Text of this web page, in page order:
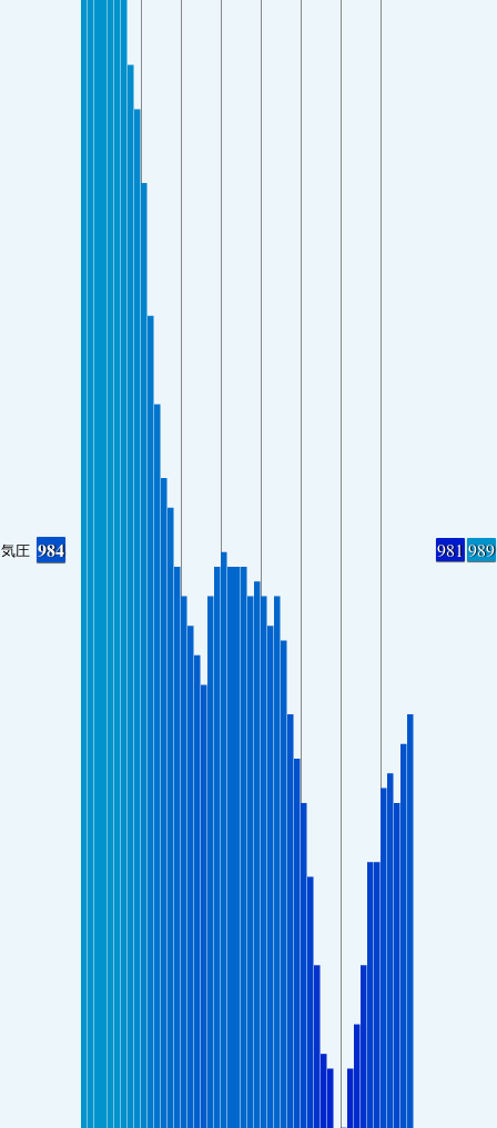
気圧 984 981 989